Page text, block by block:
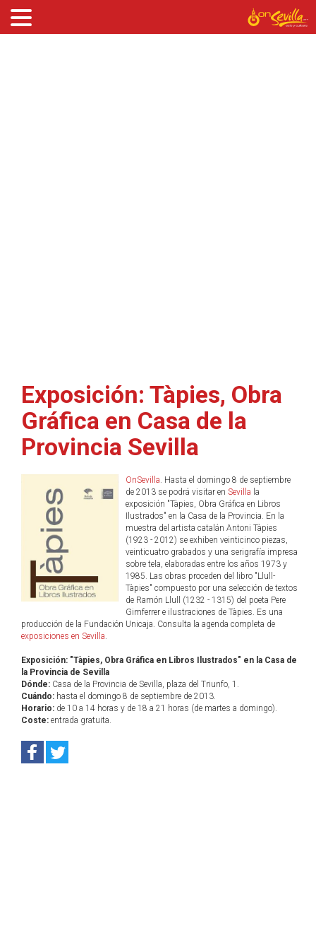
Exposición: Tàpies, Obra
Gráfica en Casa de la
Provincia Sevilla
OnSevilla. Hasta el domingo 8 de septiembre
de 2013 se podrá visitar en Sevilla la
exposición "Tàpies, Obra Gráfica en Libros
Ilustrados" en la Casa de la Provincia. En la
muestra del artista catalán Antoni Tàpies
(1923 - 2012) se exhiben veinticinco piezas,
veinticuatro grabados y una serigrafía impresa
sobre tela, elaboradas entre los años 1973 y
1985. Las obras proceden del libro "Llull-
Tàpies" compuesto por una selección de textos
de Ramón Llull (1232 - 1315) del poeta Pere
Gimferrer e ilustraciones de Tàpies. Es una
producción de la Fundación Unicaja. Consulta la agenda completa de
exposiciones en Sevilla.
Exposición: "Tàpies, Obra Gráfica en Libros Ilustrados" en la Casa de
la Provincia de Sevilla
Dónde: Casa de la Provincia de Sevilla, plaza del Triunfo, 1.
Cuándo: hasta el domingo 8 de septiembre de 2013.
Horario: de 10 a 14 horas y de 18 a 21 horas (de martes a domingo).
Coste: entrada gratuita.